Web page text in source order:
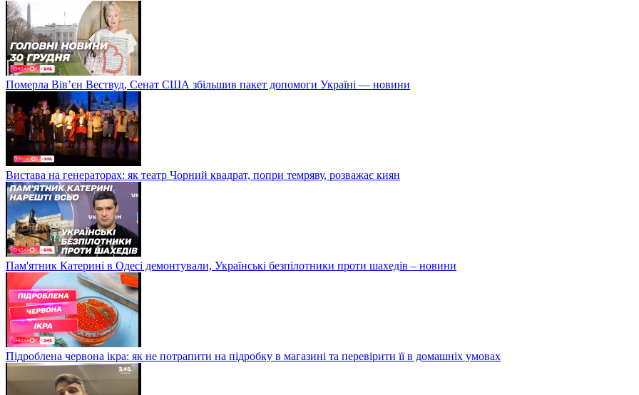
Померла Вівʼєн Вествуд, Сенат США збільшив пакет допомоги Україні — новини
Вистава на генераторах: як театр Чорний квадрат, попри темряву, розважає киян
Пам'ятник Катерині в Одесі демонтували, Українські безпілотники проти шахедів – новини
Підроблена червона ікра: як не потрапити на підробку в магазині та перевірити її в домашніх умовах